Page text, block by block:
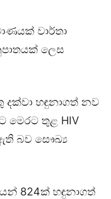
වාර්තා
ලෙස
දක්වා හඳුනාගත් නව
මෙරට තුළ HIV
බව සෞඛ්‍ය
824ක් හඳුනාගත්